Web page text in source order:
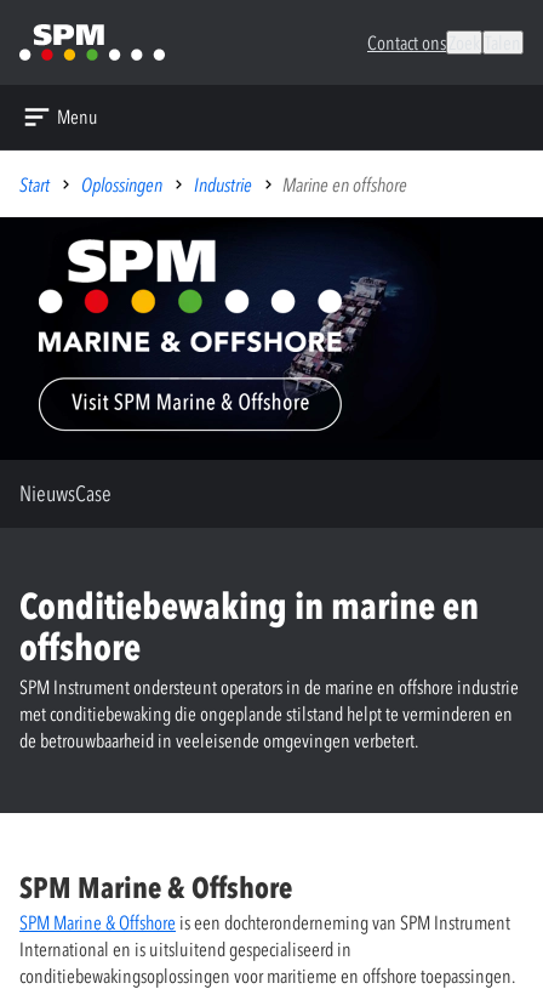
Contact ons
Menu
Start Oplossingen Industrie Marine en offshore
NieuwsCase
Conditiebewaking in marine en
offshore
SPM Instrument ondersteunt operators in de marine en offshore industrie
met conditiebewaking die ongeplande stilstand helpt te verminderen en
de betrouwbaarheid in veeleisende omgevingen verbetert.
SPM Marine & Offshore
SPM Marine & Offshore is een dochteronderneming van SPM Instrument
International en is uitsluitend gespecialiseerd in
conditiebewakingsoplossingen voor maritieme en offshore toepassingen.